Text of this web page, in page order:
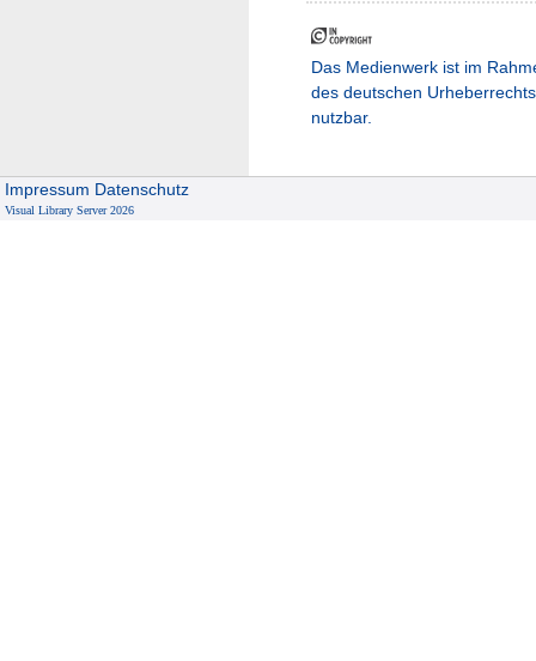
Das Medienwerk ist im
des deutschen Urheberrechts
nutzbar.
Impressum Datenschutz
Visual Library Server 2026